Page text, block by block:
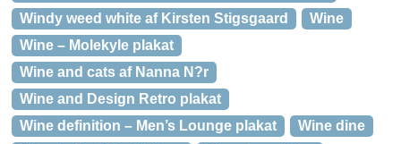
Windy weed white af Kirsten Stigsgaard
Wine
Wine – Molekyle plakat
Wine and cats af Nanna N?r
Wine and Design Retro plakat
Wine definition – Men’s Lounge plakat
Wine dine